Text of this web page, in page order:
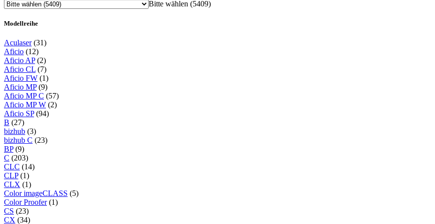
Bitte wählen (5409)
Modellreihe
Aculaser(31)
Aficio (12)
Aficio AP(2)
Aficio CL (7)
Aficio FW (1)
Aficio MP(9)
Aficio MP C (57)
Aficio MP W (2)
Aficio SP(94)
B (27)
bizhub (3)
bizhub C (23)
BP(9)
C (203)
CLC (14)
CLP(1)
CLX (1)
Color imageCLASS (5)
Color Proofer(1)
CS (23)
CX (34)